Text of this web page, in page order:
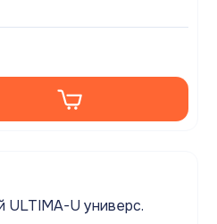
ULTIMA-U универс.